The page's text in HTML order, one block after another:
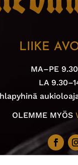
LIIKE
MA–PE
LA
OLEMME MYÖS